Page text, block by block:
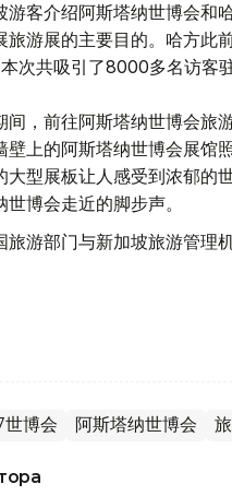
游客介绍阿斯塔纳世博会和
旅游展的主要目的。哈方此
次共吸引了8000多名访客驻
间，前往阿斯塔纳世博会旅
壁上的阿斯塔纳世博会展馆
大型展板让人感受到浓郁的
博会走近的脚步声。
旅游部门与新加坡旅游管理
世博会 阿斯塔纳世博会